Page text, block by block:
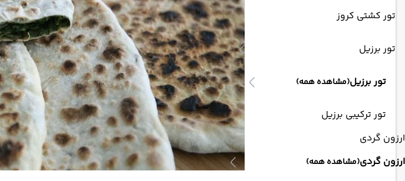
تور کشتی کروز
تور برزیل
تور برزیل(مشاهده همه)
تور ترکیبی برزیل
ارزون گردی
ارزون گردی(مشاهده همه)